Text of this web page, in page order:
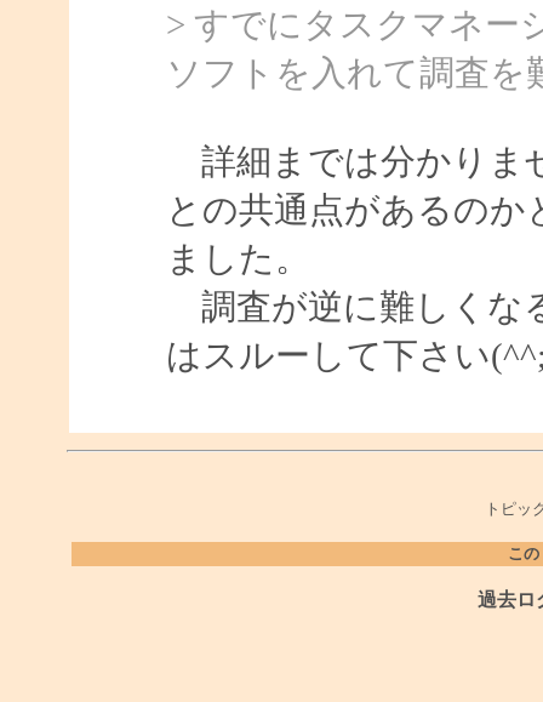
> すでにタスクマネー
ソフトを入れて調査
詳細までは分かりま
との共通点があるの
ました。
調査が逆に難しくな
はスルーして下さい
トピッ
こ
過去ロ